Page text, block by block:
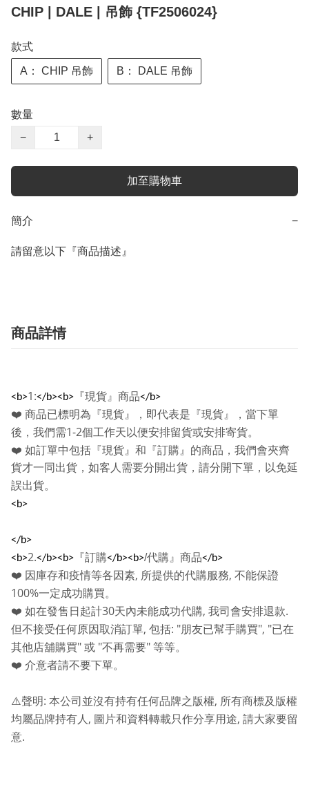
CHIP | DALE | 吊飾 {TF2506024}
款式
A： CHIP 吊飾 B： DALE 吊飾
數量
−
+
加至購物車
簡介 −
請留意以下『商品描述』
商品詳情
<b>1:</b><b> 『現貨』商品</b>
❤️ 商品已標明為『現貨』，即代表是『現貨』，當下單
後，我們需1-2個工作天以便安排留貨或安排寄貨。
❤️ 如訂單中包括『現貨』和『訂購』的商品，我們會夾齊
貨才一同出貨，如客人需要分開出貨，請分開下單，以免延
誤出貨。
<b>
</b>
<b>2.</b><b> 『訂購</b><b>/代購』商品</b>
❤️ 因庫存和疫情等各因素, 所提供的代購服務, 不能保證
100%一定成功購買。
❤️ 如在發售日起計30天內未能成功代購, 我司會安排退款.
但不接受任何原因取消訂單, 包括: "朋友已幫手購買", "已在
其他店舖購買" 或 "不再需要" 等等。
❤️ 介意者請不要下單。
⚠️聲明: 本公司並沒有持有任何品牌之版權, 所有商標及版權
均屬品牌持有人 , 圖片和資料轉載只作分享用途, 請大家要留
意.